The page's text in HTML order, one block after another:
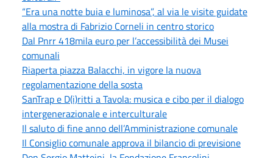
“Era una notte buia e luminosa”, al via le visite guidate
alla mostra di Fabrizio Corneli in centro storico
Dal Pnrr 418mila euro per l’accessibilità dei Musei
comunali
Riaperta piazza Balacchi, in vigore la nuova
regolamentazione della sosta
SanTrap e D(i)ritti a Tavola: musica e cibo per il dialogo
intergenerazionale e interculturale
Il saluto di fine anno dell’Amministrazione comunale
Il Consiglio comunale approva il bilancio di previsione